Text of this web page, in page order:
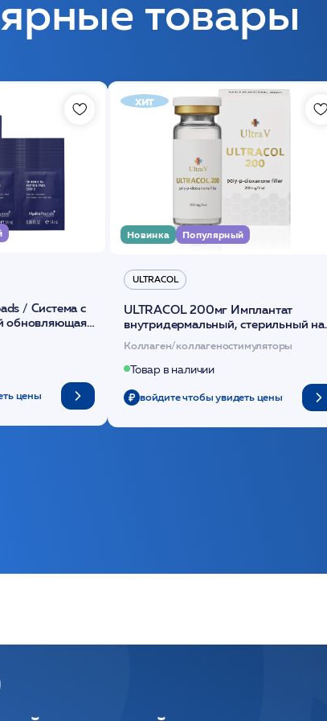
товары
/ Cистема с
обновляющая
цены
хит
Новинка Популярный
ULTRACOL
ULTRACOL 200мг Имплантат
внутридермальный, стерильный на
основе полидиоксанона /ULTRACOL
Коллаген/коллагеностимуляторы
Товар в наличии
войдите чтобы увидеть цены